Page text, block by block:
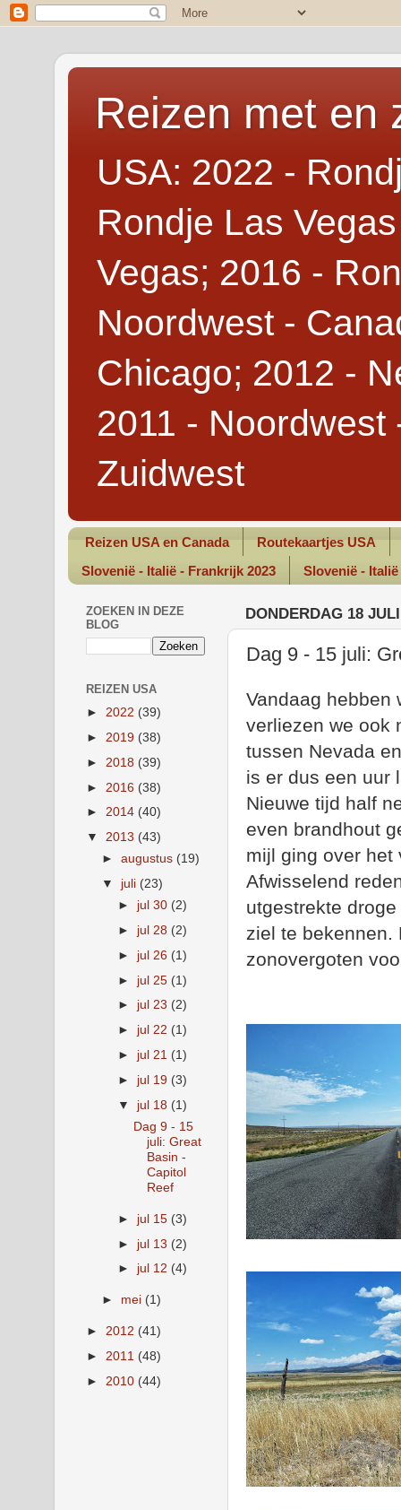
Reizen met en
USA: 2022 -
Rondje Las
Vegas; 2016 -
Noordwest -
Chicago; 2012 -
2011 - Noordwest
Zuidwest
Reizen USA en Canada
Routekaartjes USA
Slovenië - Italië - Frankrijk 2023
Slovenië -
DONDERDAG 18
Dag 9 - 15 juli:
Vandaag hebben
verliezen we ook
tussen Nevada
is er dus een uur
Nieuwe tijd half
even brandhout
mijl ging over het
Afwisselend
utgestrekte
ziel te bekennen.
zonovergoten
ZOEKEN IN DEZE
BLOG
REIZEN USA
► 2022 (39)
► 2019 (38)
► 2018 (39)
► 2016 (38)
► 2014 (40)
▼ 2013 (43)
►augustus (19)
▼ juli (23)
► jul 30 (2)
► jul 28 (2)
► jul 26 (1)
► jul 25 (1)
► jul 23 (2)
► jul 22 (1)
► jul 21 (1)
► jul 19 (3)
▼ jul 18 (1)
Dag 9 - 15
juli: Great
Basin -
Capitol
Reef
► jul 15 (3)
► jul 13 (2)
► jul 12 (4)
► mei (1)
► 2012 (41)
► 2011 (48)
► 2010 (44)